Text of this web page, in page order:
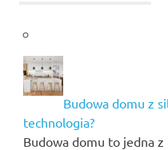
Budowa domu z
technologia?
Budowa domu to jedna